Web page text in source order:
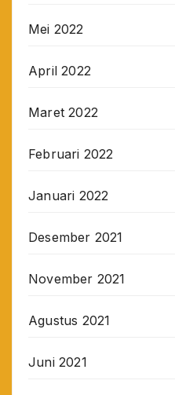
Mei 2022
April 2022
Maret 2022
Februari 2022
Januari 2022
Desember 2021
November 2021
Agustus 2021
Juni 2021